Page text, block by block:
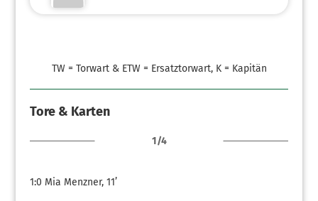
TW = Torwart & ETW = Ersatztorwart, K = Kapitän
Tore & Karten
1/4
1:0 Mia Menzner, 11’